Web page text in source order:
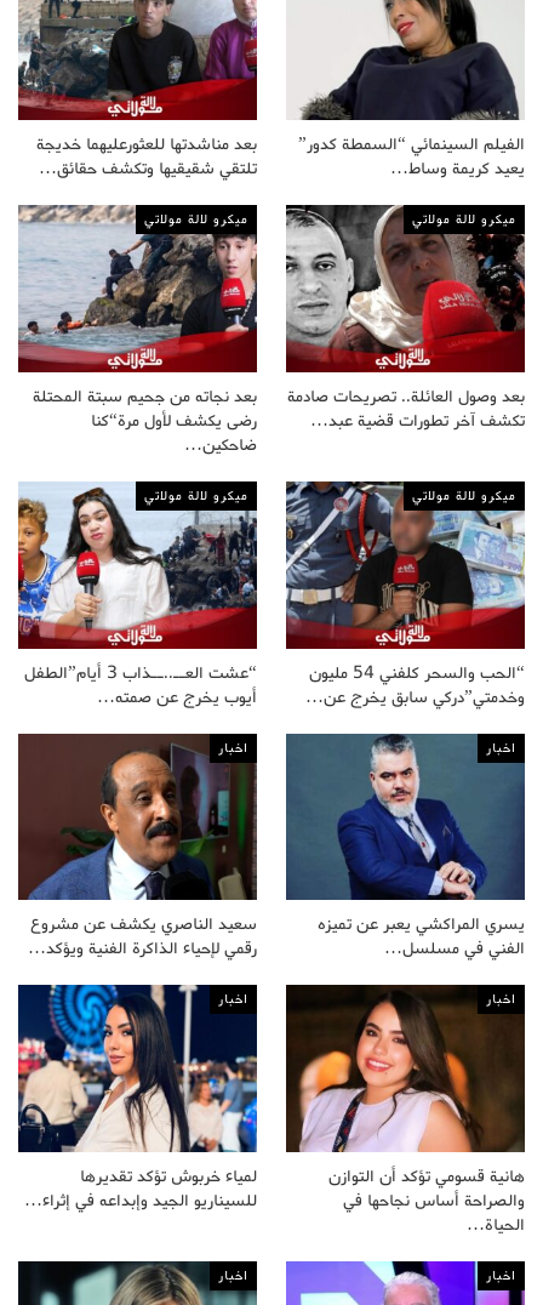
الفيلم السينمائي “السمطة كدور”
يعيد كريمة وساط…
بعد مناشدتها للعثورعليهما خديجة
تلتقي شقيقيها وتكشف حقائق…
ميكرو لالة مولاتي
بعد وصول العائلة.. تصريحات صادمة
تكشف آخر تطورات قضية عبد…
ميكرو لالة مولاتي
بعد نجاته من جحيم سبتة المحتلة
رضى يكشف لأول مرة“كنا
ضاحكين…
ميكرو لالة مولاتي
“الحب والسحر كلفني 54 مليون
وخدمتي”دركي سابق يخرج عن…
ميكرو لالة مولاتي
“عشت العــ..ــذاب 3 أيام”الطفل
أيوب يخرج عن صمته…
اخبار
يسري المراكشي يعبر عن تميزه
الفني في مسلسل…
اخبار
سعيد الناصري يكشف عن مشروع
رقمي لإحياء الذاكرة الفنية ويؤكد…
اخبار
هانية قسومي تؤكد أن التوازن
والصراحة أساس نجاحها في
الحياة…
اخبار
لمياء خربوش تؤكد تقديرها
للسيناريو الجيد وإبداعه في إثراء…
اخبار اخبار